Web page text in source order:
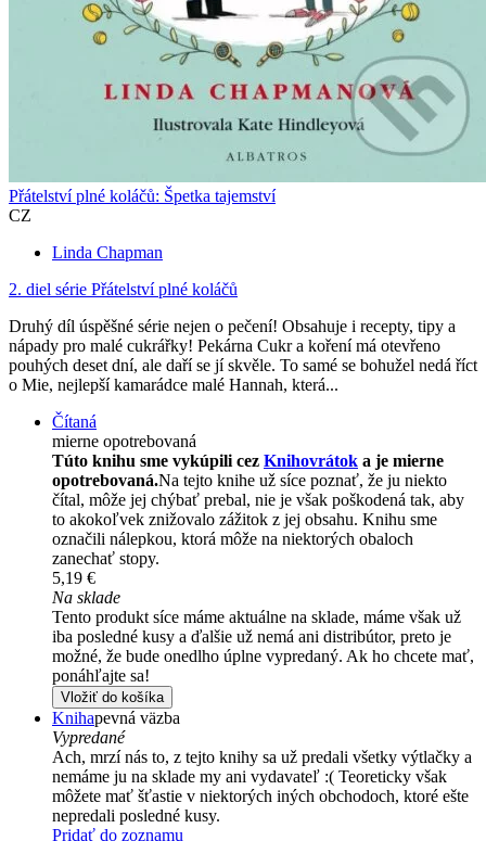
Přátelství plné koláčů: Špetka tajemství
CZ
Linda Chapman
2. diel série Přátelství plné koláčů
Druhý díl úspěšné série nejen o pečení! Obsahuje i recepty, tipy a
nápady pro malé cukrářky! Pekárna Cukr a koření má otevřeno
pouhých deset dní, ale daří se jí skvěle. To samé se bohužel nedá říct
o Mie, nejlepší kamarádce malé Hannah, která...
Čítaná
mierne opotrebovaná
Túto knihu sme vykúpili cez Knihovrátok a je mierne
opotrebovaná.Na tejto knihe už síce poznať, že ju niekto
čítal, môže jej chýbať prebal, nie je však poškodená tak, aby
to akokoľvek znižovalo zážitok z jej obsahu. Knihu sme
označili nálepkou, ktorá môže na niektorých obaloch
zanechať stopy.
5,19 €
Na sklade
Tento produkt síce máme aktuálne na sklade, máme však už
iba posledné kusy a ďalšie už nemá ani distribútor, preto je
možné, že bude onedlho úplne vypredaný. Ak ho chcete mať,
ponáhľajte sa!
Vložiť do košíka
Knihapevná väzba
Vypredané
Ach, mrzí nás to, z tejto knihy sa už predali všetky výtlačky a
nemáme ju na sklade my ani vydavateľ :( Teoreticky však
môžete mať šťastie v niektorých iných obchodoch, ktoré ešte
nepredali posledné kusy.
Pridať do zoznamu